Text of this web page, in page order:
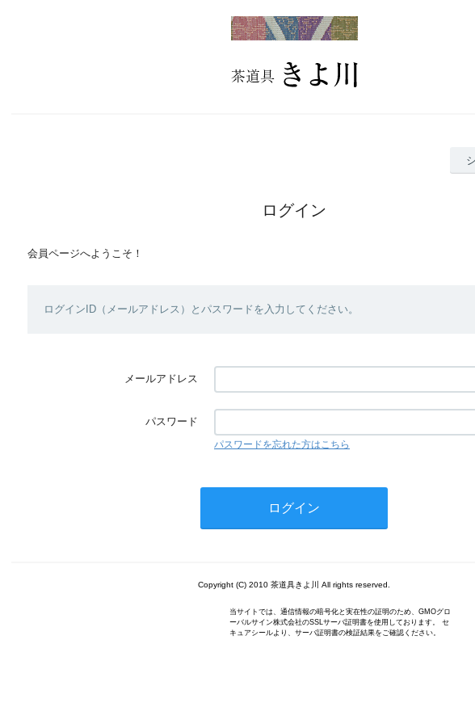
ログイン
会員ページへようこそ！
ログインID（メールアドレス）とパスワードを入力してください。
メールアドレス
パスワード
パスワードを忘れた方はこちら
Copyright (C) 2010 茶道具きよ川 All rights reserved.
当サイトでは、通信情報の暗号化と実在性の証明のため、GMOグロ
ーバルサイン株式会社のSSLサーバ証明書を使用しております。 セ
キュアシールより、サーバ証明書の検証結果をご確認ください。